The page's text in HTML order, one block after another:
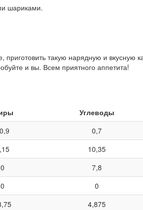
шариками.
приготовить такую нарядную и вкусную
и вы. Всем приятного аппетита!
Углеводы
0,7
10,35
0 7,8
0 0
4,875